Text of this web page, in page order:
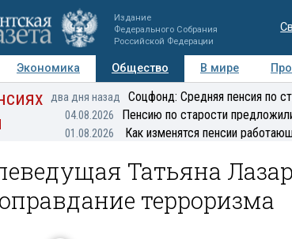
Издание
Федерального Собрания
Российской Федерации
Экономика Общество В мире
Персоны Мнения Регионы
два дня назад Соцфонд: Средняя пенсия по
04.08.2026 Пенсию по старости
01.08.2026 Как изменятся пенсии
Татьяна
терроризма